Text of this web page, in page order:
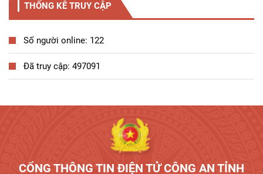
THỐNG KÊ TRUY CẬP
Số người online: 122
Đã truy cập: 497091
CỔNG THÔNG TIN ĐIỆN TỬ CÔNG AN TỈNH